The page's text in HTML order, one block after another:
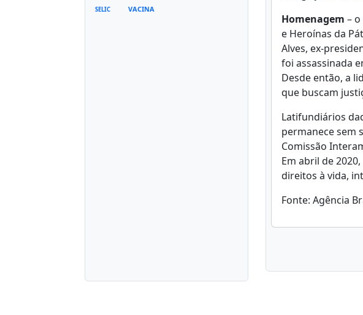
SELIC
VACINA
Homenagem –
e Heroínas da
Alves, ex-
foi assassinada
Desde então, a
que buscam
Latifundiários
permanece sem
Comissão
Em abril de
direitos à vida,
Fonte: Agência